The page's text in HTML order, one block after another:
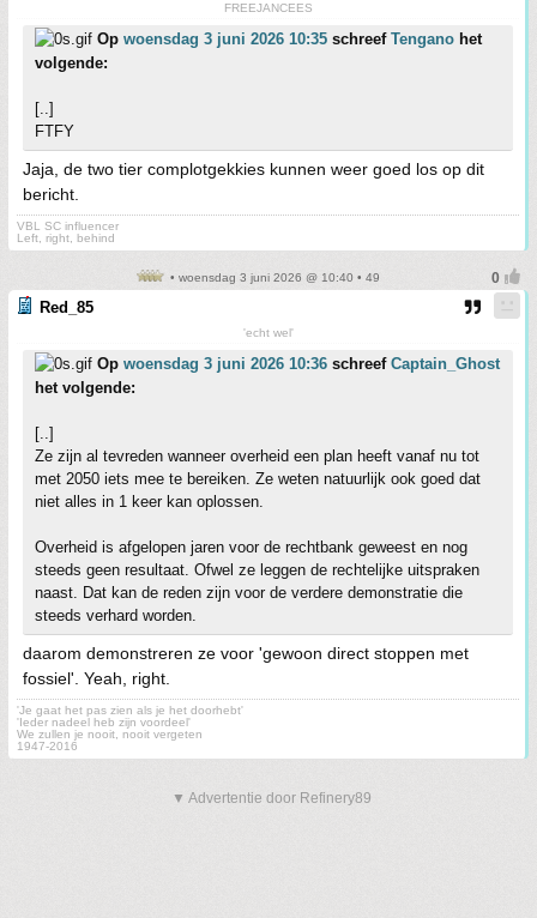
FREEJANCEES
Op woensdag 3 juni 2026 10:35 schreef Tengano het
volgende:
[..]
FTFY
Jaja, de two tier complotgekkies kunnen weer goed los op dit
bericht.
VBL SC influencer
Left, right, behind
• woensdag 3 juni 2026 @ 10:40 • 49
Red_85
'echt wel'
Op woensdag 3 juni 2026 10:36 schreef Captain_Ghost
het volgende:
[..]
Ze zijn al tevreden wanneer overheid een plan heeft vanaf nu tot
met 2050 iets mee te bereiken. Ze weten natuurlijk ook goed dat
niet alles in 1 keer kan oplossen.
Overheid is afgelopen jaren voor de rechtbank geweest en nog
steeds geen resultaat. Ofwel ze leggen de rechtelijke uitspraken
naast. Dat kan de reden zijn voor de verdere demonstratie die
steeds verhard worden.
daarom demonstreren ze voor 'gewoon direct stoppen met
fossiel'. Yeah, right.
'Je gaat het pas zien als je het doorhebt'
'Ieder nadeel heb zijn voordeel'
We zullen je nooit, nooit vergeten
1947-2016
▼ Advertentie door Refinery89